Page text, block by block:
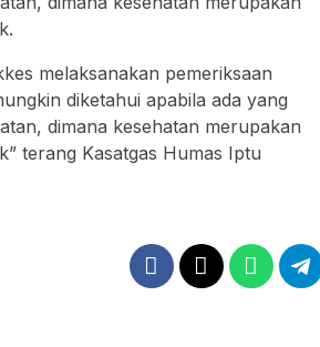
melaksanakan pemeriksaan
diketahui apabila ada yang
dimana kesehatan merupakan
terang Kasatgas Humas Iptu